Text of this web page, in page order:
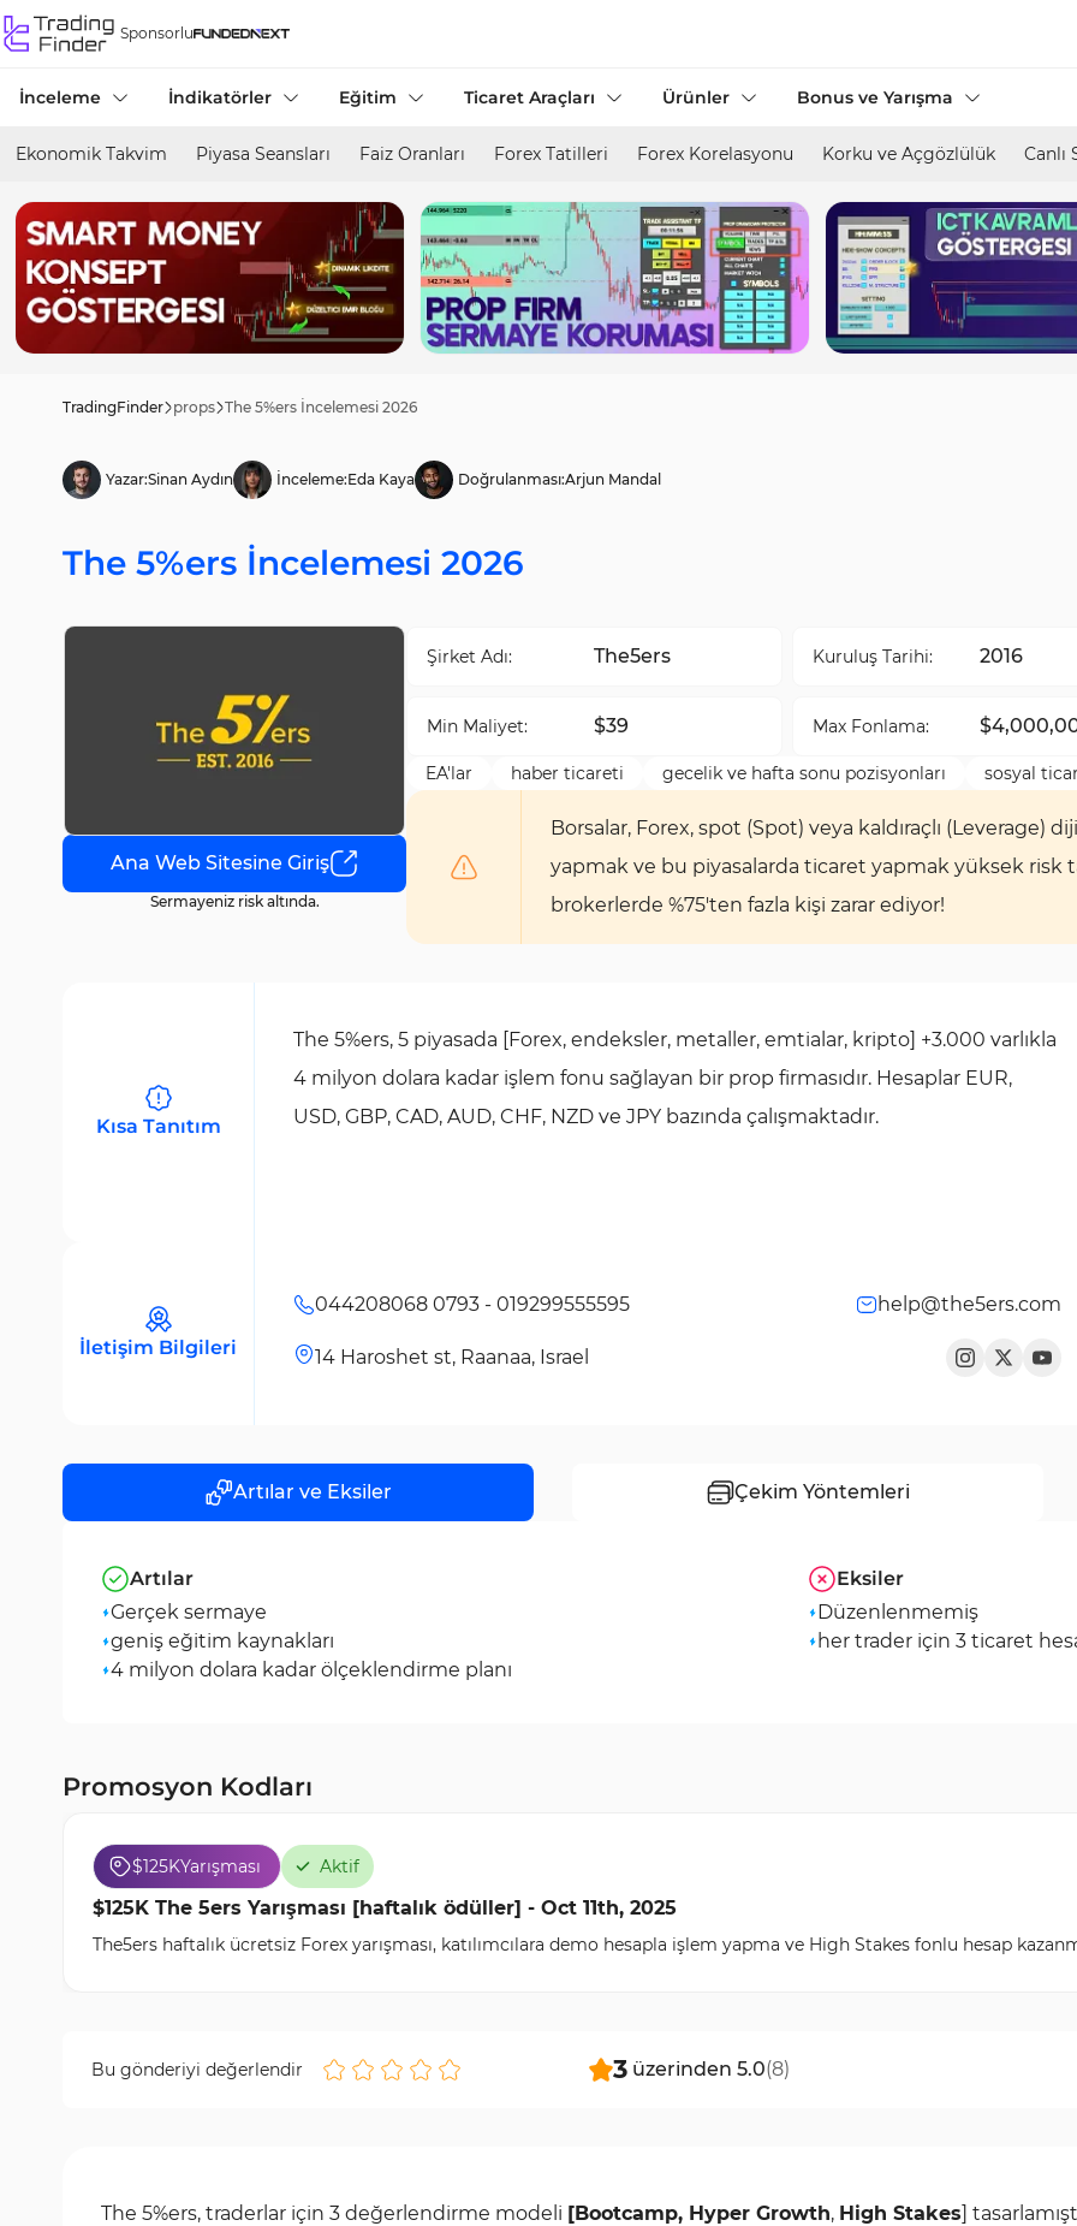
Sponsorlu
İnceleme İndikatörler Eğitim Ticaret Araçları Ürünler Bonus ve Yarışma
Ekonomik Takvim Piyasa Seansları Faiz Oranları Forex Tatilleri Forex Korelasyonu Korku ve Açgözlülük Canlı
TradingFinder props The 5%ers İncelemesi 2026
Yazar:Sinan Aydın İnceleme:Eda Kaya Doğrulanması:Arjun Mandal
The 5%ers İncelemesi 2026
Ana Web Sitesine Giriş
Sermayeniz risk altında.
Şirket Adı: The5ers Kuruluş Tarihi: 2016
Min Maliyet: $39 Max Fonlama:
EA'lar haber ticareti gecelik ve hafta sonu pozisyonları sosyal
Borsalar, Forex, spot (Spot) veya kaldıraçlı (Leverage)
yapmak ve bu piyasalarda ticaret yapmak yüksek risk
brokerlerde %75'ten fazla kişi zarar ediyor!
Kısa Tanıtım
The 5%ers, 5 piyasada [Forex, endeksler, metaller, emtialar, kripto] +3.000 varlıkla
4 milyon dolara kadar işlem fonu sağlayan bir prop firmasıdır. Hesaplar EUR,
USD, GBP, CAD, AUD, CHF, NZD ve JPY bazında çalışmaktadır.
İletişim Bilgileri
044208068 0793 - 019299555595 help@the5ers.com
14 Haroshet st, Raanaa, Israel
Artılar ve Eksiler Çekim Yöntemleri
Artılar
Gerçek sermaye
geniş eğitim kaynakları
4 milyon dolara kadar ölçeklendirme planı
Eksiler
Düzenlenmemiş
her trader için 3 ticaret
Promosyon Kodları
$125KYarışması Aktif
$125K The 5ers Yarışması [haftalık ödüller] - Oct 11th, 2025
The5ers haftalık ücretsiz Forex yarışması, katılımcılara demo hesapla işlem yapma ve High Stakes fonlu hesap
3 üzerinden 5.0(8)
Bu gönderiyi değerlendir
The 5%ers, traderlar için 3 değerlendirme modeli [Bootcamp, Hyper Growth, High Stakes]